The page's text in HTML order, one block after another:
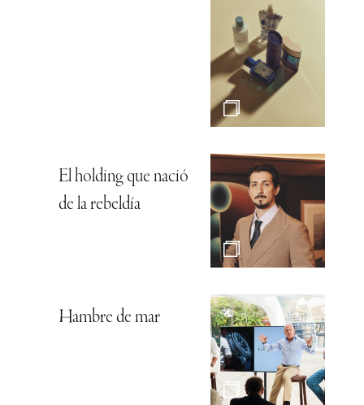
El holding que nació
de la rebeldía
Hambre de mar